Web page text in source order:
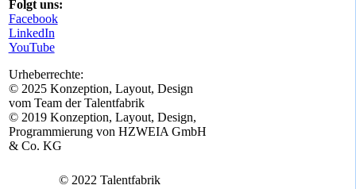
Folgt uns:
Facebook
LinkedIn
YouTube
Urheberrechte:
© 2025 Konzeption, Layout, Design
vom Team der Talentfabrik
© 2019 Konzeption, Layout, Design,
Programmierung von HZWEIA GmbH
& Co. KG
© 2022 Talentfabrik